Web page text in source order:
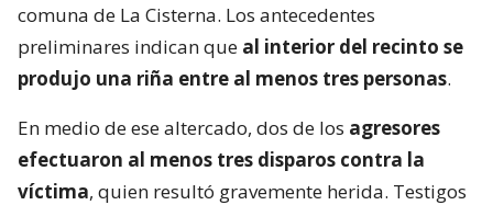
comuna de La Cisterna. Los antecedentes
preliminares indican que al interior del recinto se
produjo una riña entre al menos tres personas.
En medio de ese altercado, dos de los agresores
efectuaron al menos tres disparos contra la
víctima, quien resultó gravemente herida. Testigos